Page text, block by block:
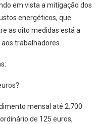
em vista a mitigação dos
energéticos, que
as oito medidas está a
aos trabalhadores
mensal até 2.700
de 125 euros,